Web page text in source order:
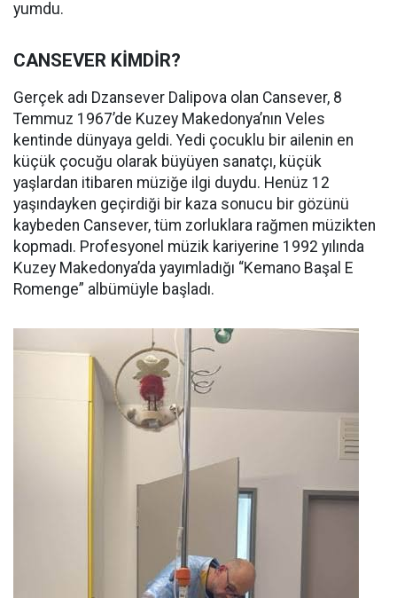
yumdu.
CANSEVER KİMDİR?
Gerçek adı Dzansever Dalipova olan Cansever, 8
Temmuz 1967’de Kuzey Makedonya’nın Veles
kentinde dünyaya geldi. Yedi çocuklu bir ailenin en
küçük çocuğu olarak büyüyen sanatçı, küçük
yaşlardan itibaren müziğe ilgi duydu. Henüz 12
yaşındayken geçirdiği bir kaza sonucu bir gözünü
kaybeden Cansever, tüm zorluklara rağmen müzikten
kopmadı. Profesyonel müzik kariyerine 1992 yılında
Kuzey Makedonya’da yayımladığı “Kemano Başal E
Romenge” albümüyle başladı.